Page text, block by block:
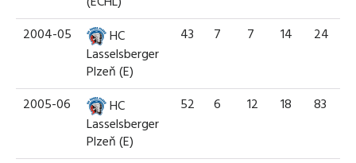
2004-05
HC
Lasselsberger
Plzeň (E)
43 7 7 14 24
2005-06
HC
Lasselsberger
Plzeň (E)
52 6 12 18 83